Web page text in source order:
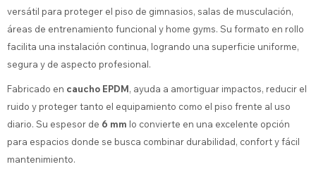
versátil para proteger el piso de gimnasios, salas de musculación,
áreas de entrenamiento funcional y home gyms. Su formato en rollo
facilita una instalación continua, logrando una superficie uniforme,
segura y de aspecto profesional.
Fabricado en caucho EPDM, ayuda a amortiguar impactos, reducir el
ruido y proteger tanto el equipamiento como el piso frente al uso
diario. Su espesor de 6 mm lo convierte en una excelente opción
para espacios donde se busca combinar durabilidad, confort y fácil
mantenimiento.